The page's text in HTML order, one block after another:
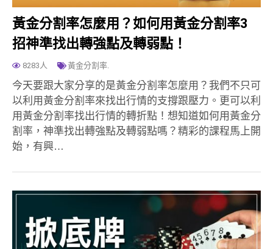
黃金分割率怎麼用？如何用黃金分割率3
招神準找出轉強點及轉弱點！
8283人 黃金分割率.
今天要跟大家分享的是黃金分割率怎麼用？我們不只可
以利用黃金分割率來找出行情的支撐跟壓力。更可以利
用黃金分割率找出行情的轉折點！想知道如何用黃金分
割率，神準找出轉強點及轉弱點嗎？精彩的課程馬上開
始，有興…